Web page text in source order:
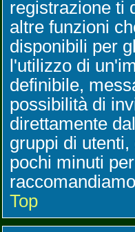
registrazione ti
altre funzioni
disponibili per
l'utilizzo di
definibile,
possibilità di
direttamente
gruppi di
pochi minuti
Top